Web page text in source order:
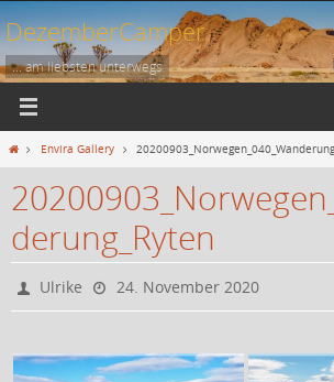
Zum
Inhalt
springen
DezemberCamper
... am liebsten unterwegs
StartEnvira Gallery
derung_Ryten
Ulrike 24. November 2020